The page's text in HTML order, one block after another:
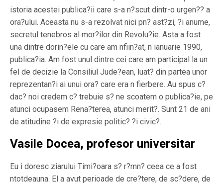
istoria acestei publica?ii care s-a n?scut dintr-o urgen?? a
ora?ului. Aceasta nu s-a rezolvat nici pn? ast?zi, ?i anume,
secretul tenebros al mor?ilor din Revolu?ie. Asta a fost
una dintre dorin?ele cu care am nfiin?at, n ianuarie 1990,
publica?ia. Am fost unul dintre cei care am participal la un
fel de decizie la Consiliul Jude?ean, luat? din partea unor
reprezentan?i ai unui ora? care era n fierbere. Au spus c?
dac? noi credem c? trebuie s? ne scoatem o publica?ie, pe
atunci ocupasem Rena?terea, atunci merit?. Sunt 21 de ani
de atitudine ?i de expresie politic? ?i civic?.
Vasile Docea, profesor universitar
Eu i doresc ziarului Timi?oara s? r?mn? ceea ce a fost
ntotdeauna. El a avut perioade de cre?tere, de sc?dere, de